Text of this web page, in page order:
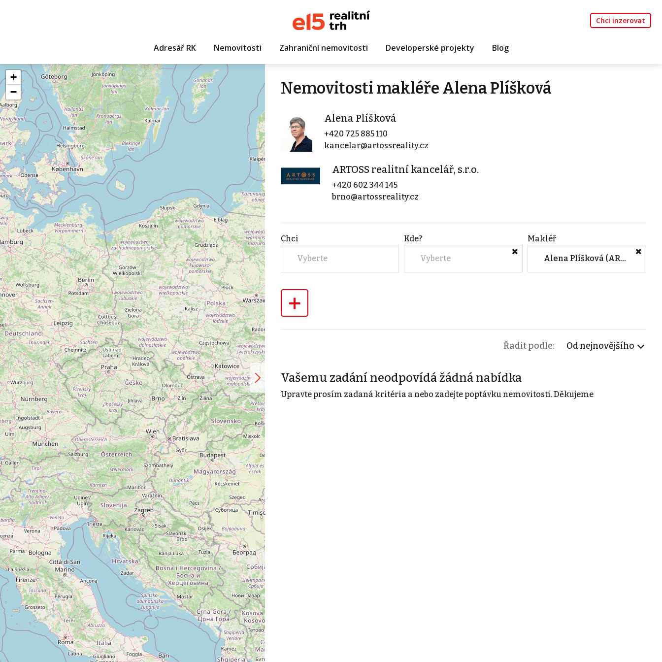
Chci inzerovat
Adresář RK Nemovitosti Zahraniční nemovitosti Developerské projekty Blog
+
−
Nemovitosti makléře Alena Plíšková
Alena Plíšková
+420 725 885 110
kancelar@artossreality.cz
ARTOSS realitní kancelář, s.r.o.
+420 602 344 145
brno@artossreality.cz
Chci
Vyberte
Kde?
Vyberte
Makléř
Alena Plíšková (ARTOSS realitní kancelář, s.r.o.)
+
Řadit podle: Od nejnovějšího
Vašemu zadání neodpovídá žádná nabídka
Upravte prosím zadaná kritéria a nebo zadejte poptávku nemovitosti. Děkujeme